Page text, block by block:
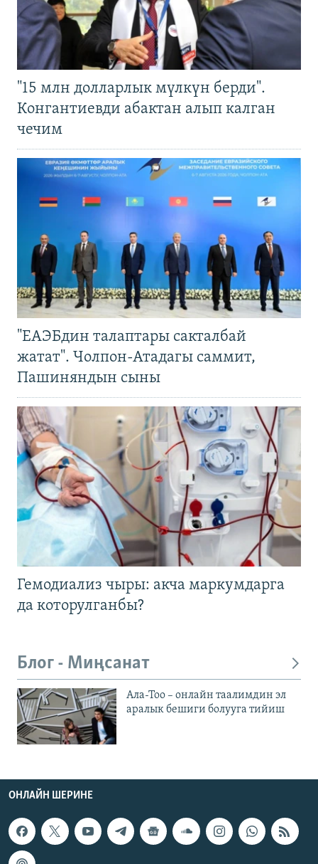
"15 млн долларлык мүлкүн берди".
Конгантиевди абактан алып калган
чечим
"ЕАЭБдин талаптары сакталбай
жатат". Чолпон-Атадагы саммит,
Пашиняндын сыны
Гемодиализ чыры: акча маркумдарга
да которулганбы?
Блог - Миңсанат
Ала-Тоо – онлайн таалимдин эл
аралык бешиги болууга тийиш
ОНЛАЙН ШЕРИНЕ